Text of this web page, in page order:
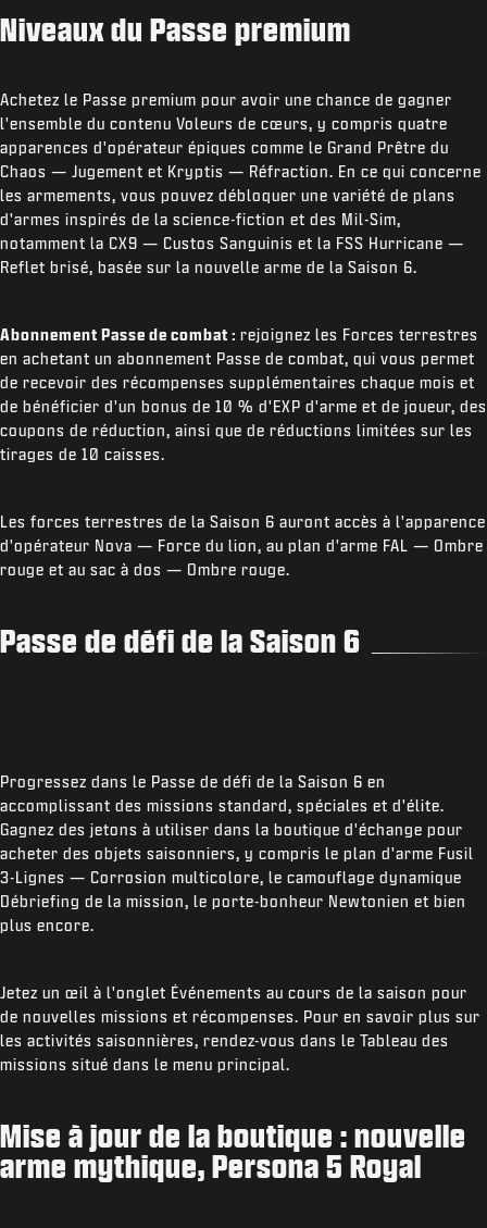
Niveaux du Passe premium
Achetez le Passe premium pour avoir une chance de gagner
l'ensemble du contenu Voleurs de cœurs, y compris quatre
apparences d'opérateur épiques comme le Grand Prêtre du
Chaos — Jugement et Kryptis — Réfraction. En ce qui concerne
les armements, vous pouvez débloquer une variété de plans
d'armes inspirés de la science-fiction et des Mil-Sim,
notamment la CX9 — Custos Sanguinis et la FSS Hurricane —
Reflet brisé, basée sur la nouvelle arme de la Saison 6.
Abonnement Passe de combat : rejoignez les Forces terrestres
en achetant un abonnement Passe de combat, qui vous permet
de recevoir des récompenses supplémentaires chaque mois et
de bénéficier d'un bonus de 10 % d'EXP d'arme et de joueur, des
coupons de réduction, ainsi que de réductions limitées sur les
tirages de 10 caisses.
Les forces terrestres de la Saison 6 auront accès à l'apparence
d'opérateur Nova — Force du lion, au plan d'arme FAL — Ombre
rouge et au sac à dos — Ombre rouge.
Passe de défi de la Saison 6
Progressez dans le Passe de défi de la Saison 6 en
accomplissant des missions standard, spéciales et d'élite.
Gagnez des jetons à utiliser dans la boutique d'échange pour
acheter des objets saisonniers, y compris le plan d'arme Fusil
3-Lignes — Corrosion multicolore, le camouflage dynamique
Débriefing de la mission, le porte-bonheur Newtonien et bien
plus encore.
Jetez un œil à l'onglet Événements au cours de la saison pour
de nouvelles missions et récompenses. Pour en savoir plus sur
les activités saisonnières, rendez-vous dans le Tableau des
missions situé dans le menu principal.
Mise à jour de la boutique : nouvelle
arme mythique, Persona 5 Royal